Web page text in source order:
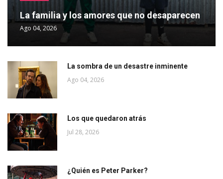
La familia y los amores que no desaparecen
Ago 04, 2026
La sombra de un desastre inminente
Ago 04, 2026
Los que quedaron atrás
Jul 28, 2026
¿Quién es Peter Parker?